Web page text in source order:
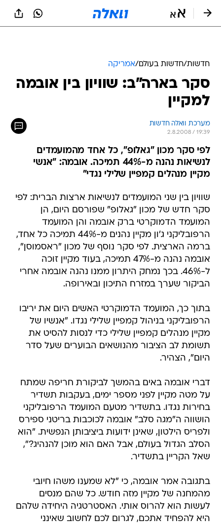
חדשות/חדשות בעולם/אמריקה
סקר בארה"ב: שוויון בין אובמה
למקיין
מערכת וואלה חדשות
2.8.2008 / 19:39
לפי סקר מכון "גאלופ", כל אחד מהמועמדים
לנשיאות נהנה מ-44% תמיכה. אובמה: "אנשי
מקיין מנהלים קמפיין שלילי נגדי"
שוויון בין שני המועמדים לנשיאות ארצות הברית: לפי
סקר חדש של מכון "גאלופ" שפורסם היום, הן
המועמד הדמוקרטי ברק אובמה והן המועמד
הרפובליקני ג'ון מקיין נהנים מ-44% תמיכה כל אחד,
ברמה הארצית. לפי סקר נוסף של מכון "ראסמוסן",
אובמה נהנה מ-47% תמיכה, בעוד מקיין זוכה
ל-46%. בכך נמחק היתרון ממנו נהנה אובמה אחרי
הביקור שערך במזרח התיכון ובאירופה.
בתוך כך, המועמד הדמוקרטי האשים היום את יריבו
הרפובליקני בניהול קמפיין שלילי נגדו. "אנשיו של
מקיין מנהלים קמפיין שלילי כדי לנסות להסיט את
תשומת לב הציבור מהנושאים הבוערים שעל סדר
היום", הצהיר.
דברי אובמה באים בהמשך לביקורת חריפה שמתח
על מטה מקיין לפני מספר ימים, בעקבות תשדיר
בחירות נגדו. בתשדיר מטעם המועמד הרפובליקני
הושווה ה"מגה סלב" אובמה לכוכבות בריטני ספירס
ולפריס הילטון, שאינן ידועות ביציבותן הנפשית. "הוא
הסלב הגדול בעולם, אבל האם הוא מוכן להנהיג?",
שאל הקריין בתשדיר.
בתגובה אמר אובמה, כי "לא שמענו משהו חיובי
מהמחנה של מקיין מזה חודש. כל שהם מנסים
לעשות הוא להרוס אותי. האסטרטגיה היחידה שלהם
היא להפחיד אתכם, לגרום לכם לחשוב שאינני